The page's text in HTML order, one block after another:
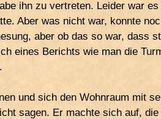
ihn zu vertreten. Leider war
Aber was nicht war, konnte
aber ob das so war, dass
eines Berichts wie man die
und sich den Wohnraum mit
sagen. Er machte sich auf,